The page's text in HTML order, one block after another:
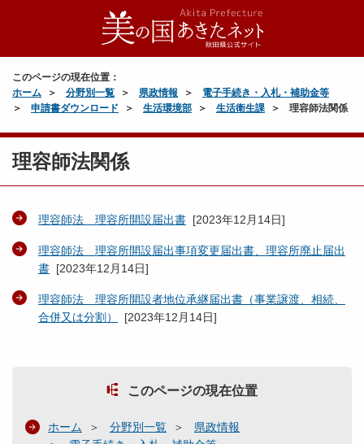
このページの現在位置：
ホーム
分野別一覧 県政情報
電子手続き・入札・補助金等
申請書ダウンロード
生活環境部 生活衛生課 理容師法関係
理容師法関係
理容師法 理容所開設届出書 [2023年12月14日]
理容師法 理容所開設届出事項変更届出書、理容所廃止届出
書 [2023年12月14日]
理容師法 理容所開設者地位承継届出書（事業譲渡、相続、
合併又は分割）
[2023年12月14日]
このページの現在位置
ホーム 分野別一覧
県政情報